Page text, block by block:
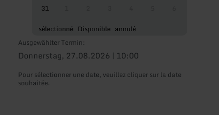
31
sélectionné Disponible annulé
Ausgewählter Termin:
Donnerstag, 27.08.2026 | 10:00
Pour sélectionner une date, veuillez cliquer sur la date
souhaitée.